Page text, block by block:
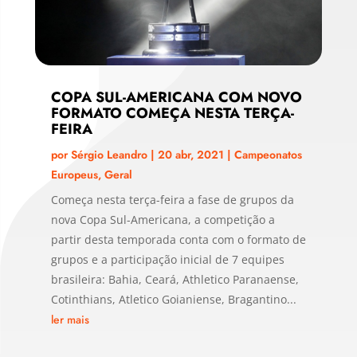
COPA SUL-AMERICANA COM NOVO
FORMATO COMEÇA NESTA TERÇA-
FEIRA
porSérgio Leandro| 20 abr, 2021 | Campeonatos
Europeus, Geral
Começa nesta terça-feira a fase de grupos da
nova Copa Sul-Americana, a competição a
partir desta temporada conta com o formato de
grupos e a participação inicial de 7 equipes
brasileira: Bahia, Ceará, Athletico Paranaense,
Cotinthians, Atletico Goianiense, Bragantino...
ler mais